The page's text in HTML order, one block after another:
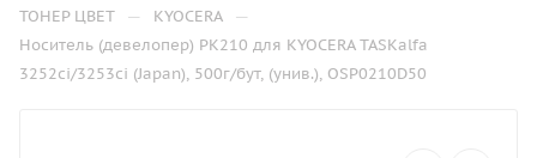
ТОНЕР ЦВЕТ — KYOCERA —
Носитель (девелопер) PK210 для KYOCERA TASKalfa
3252ci/3253ci (Japan), 500г/бут, (унив.), OSP0210D50